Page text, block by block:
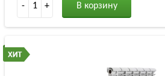
- 1 + В корзину